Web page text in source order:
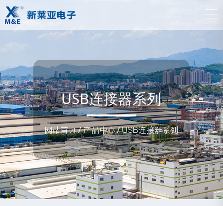
USB连接器系列
网站首页/产品中心/USB连接器系列